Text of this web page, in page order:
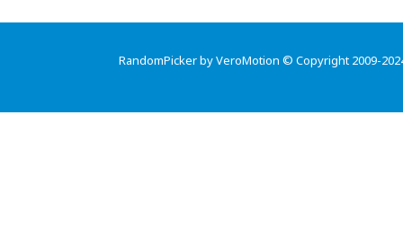
RandomPicker by VeroMotion © Copyright 2009-